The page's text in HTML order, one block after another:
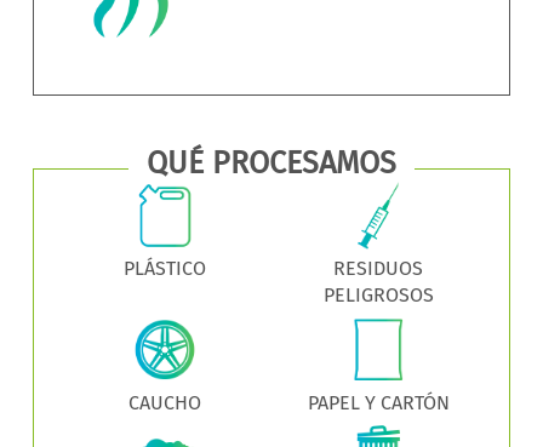
QUÉ PROCESAMOS
PLÁSTICO
RESIDUOS
PELIGROSOS
CAUCHO PAPEL Y CARTÓN